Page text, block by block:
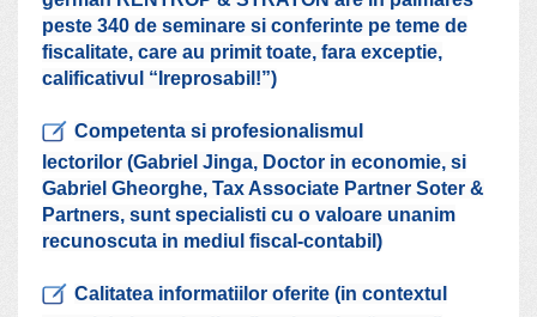
peste 340 de seminare si conferinte pe teme de
fiscalitate, care au primit toate, fara exceptie,
calificativul “Ireprosabil!”)
Competenta si profesionalismul
lectorilor (Gabriel Jinga, Doctor in economie, si
Gabriel Gheorghe, Tax Associate Partner Soter &
Partners, sunt specialisti cu o valoare unanim
recunoscuta in mediul fiscal-contabil)
Calitatea informatiilor oferite (in contextul